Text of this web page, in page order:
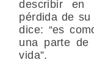
describir en
pérdida de
dice: “es
una parte de
vida”.